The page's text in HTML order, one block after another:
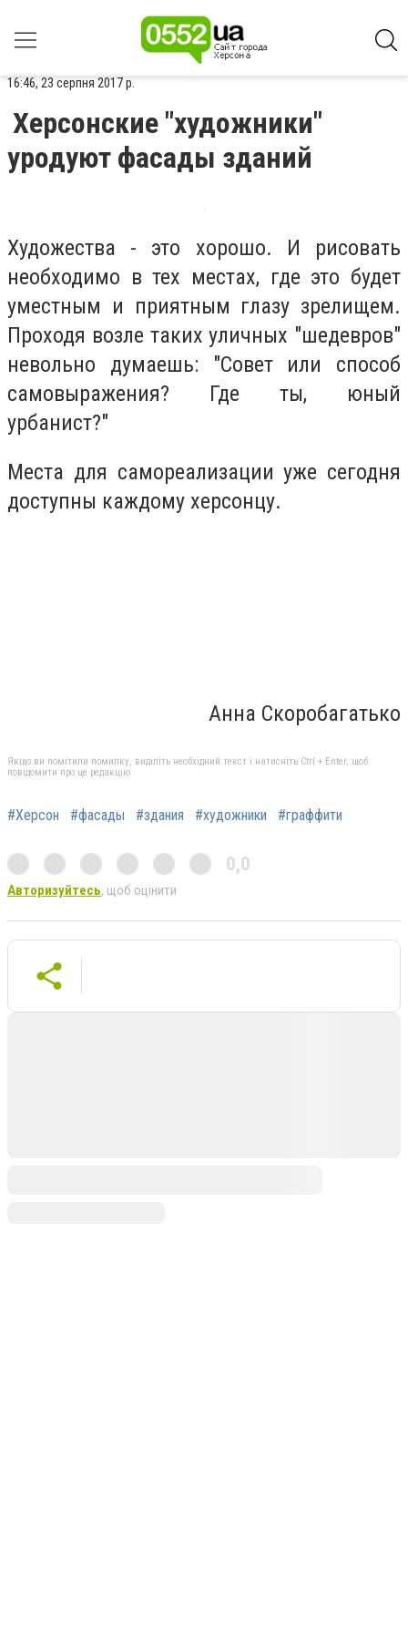
16:46, 23 серпня 2017 р.
Херсонские "художники"
уродуют фасады зданий
Художества - это хорошо. И рисовать
необходимо в тех местах, где это будет
уместным и приятным глазу зрелищем.
Проходя возле таких уличных "шедевров"
невольно думаешь: "Совет или способ
самовыражения? Где ты, юный
урбанист?"
Места для самореализации уже сегодня
доступны каждому херсонцу.
Анна Скоробагатько
Якщо ви помітили помилку, виділіть необхідний текст і натисніть Ctrl + Enter, щоб
повідомити про це редакцію
#Херсон #фасады #здания #художники #граффити
0,0
Авторизуйтесь, щоб оцінити